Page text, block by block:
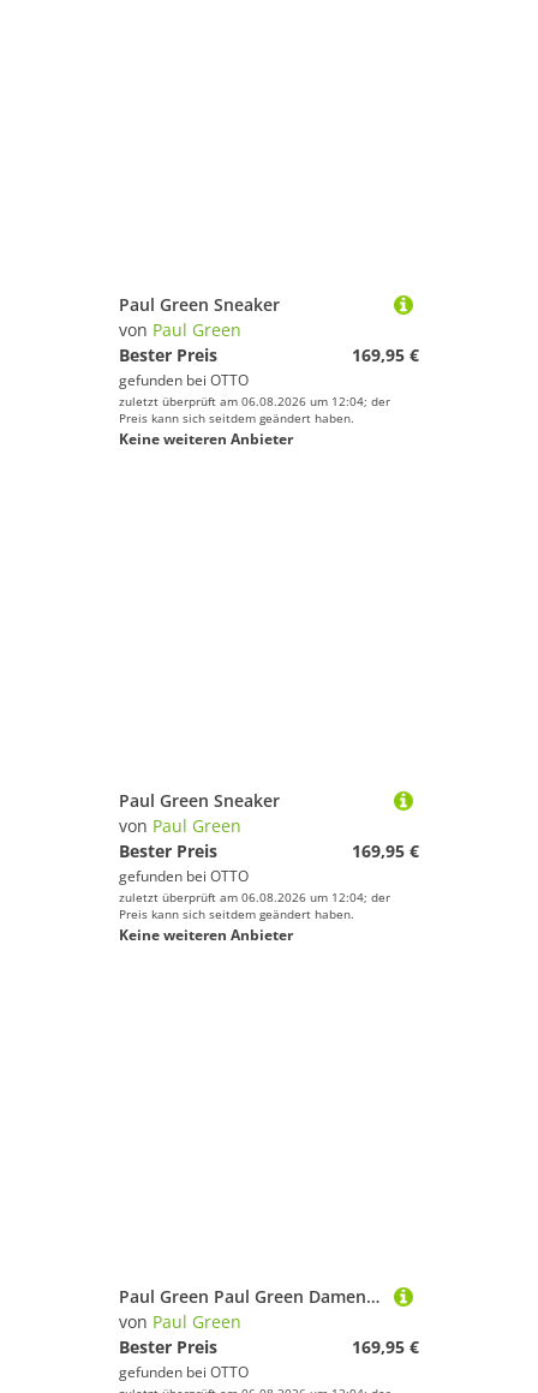
Paul Green Sneaker
von Paul Green
Bester Preis
169,95 €
gefunden bei OTTO
zuletzt überprüft am 06.08.2026 um 12:04; der
Preis kann sich seitdem geändert haben.
Keine weiteren Anbieter
Paul Green Sneaker
von Paul Green
Bester Preis
169,95 €
gefunden bei OTTO
zuletzt überprüft am 06.08.2026 um 12:04; der
Preis kann sich seitdem geändert haben.
Keine weiteren Anbieter
Paul Green Paul Green Damen Sneaker blau Größe Sneaker
von Paul Green
Bester Preis
169,95 €
gefunden bei OTTO